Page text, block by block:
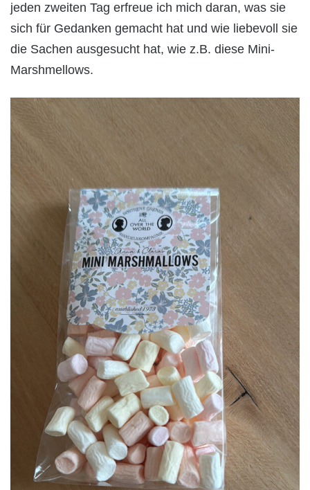
jeden zweiten Tag erfreue ich mich daran, was sie
sich für Gedanken gemacht hat und wie liebevoll sie
die Sachen ausgesucht hat, wie z.B. diese Mini-
Marshmellows.